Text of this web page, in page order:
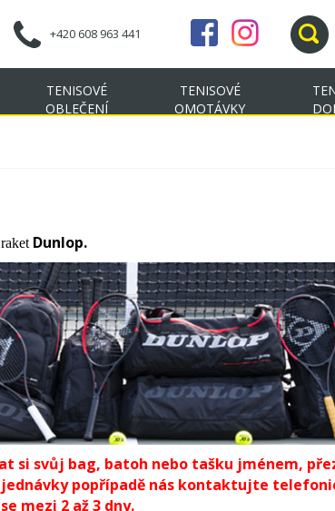
+420 608 963 441
TENISOVÉ
OBLEČENÍ
TENISOVÉ
OMOTÁVKY
Dunlop.
si svůj bag, batoh nebo tašku jménem,
popřípadě nás kontaktujte
mezi 2 až 3 dny.